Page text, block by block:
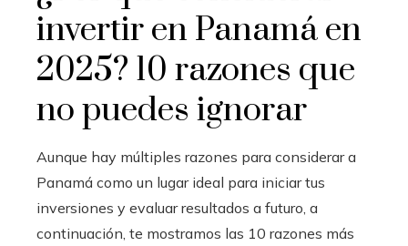
invertir en Panamá en
2025? 10 razones que
no puedes ignorar
Aunque hay múltiples razones para considerar a
Panamá como un lugar ideal para iniciar tus
inversiones y evaluar resultados a futuro, a
continuación, te mostramos las 10 razones más